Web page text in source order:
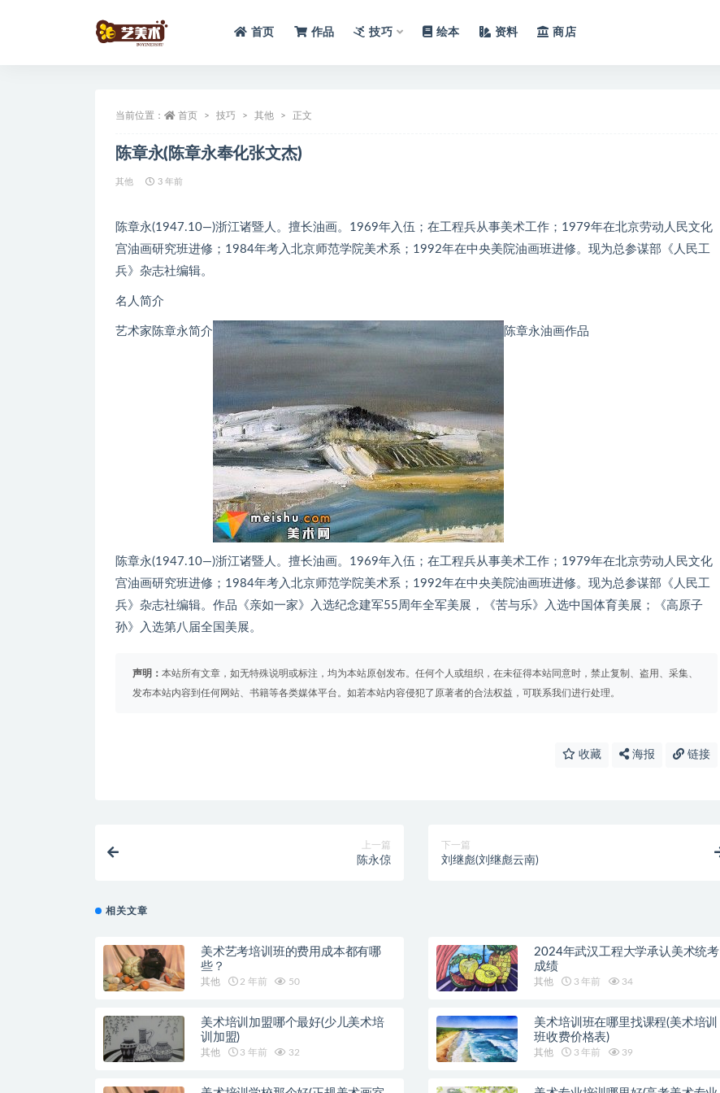
首页 作品 技巧 绘本 资料 商店
当前位置： 首页 技巧 其他 正文
陈章永(陈章永奉化张文杰)
其他 3 年前
陈章永(1947.10—)浙江诸暨人。擅长油画。1969年入伍；在工程兵从事美术工作；1979年在北京劳动人民文化
宫油画研究班进修；1984年考入北京师范学院美术系；1992年在中央美院油画班进修。现为总参谋部《人民工
兵》杂志社编辑。
名人简介
艺术家陈章永简介 陈章永油画作品
陈章永(1947.10—)浙江诸暨人。擅长油画。1969年入伍；在工程兵从事美术工作；1979年在北京劳动人民文化
宫油画研究班进修；1984年考入北京师范学院美术系；1992年在中央美院油画班进修。现为总参谋部《人民工
兵》杂志社编辑。作品《亲如一家》入选纪念建军55周年全军美展，《苦与乐》入选中国体育美展；《高原子
孙》入选第八届全国美展。
声明： 本站所有文章，如无特殊说明或标注，均为本站原创发布。任何个人或组织，在未征得本站同意时，禁止复制、盗用、采集、
发布本站内容到任何网站、书籍等各类媒体平台。如若本站内容侵犯了原著者的合法权益，可联系我们进行处理。
收藏 海报 链接
上一篇
陈永倞
下一篇
刘继彪(刘继彪云南)
相关文章
美术艺考培训班的费用成本都有哪
些？
其他 2 年前 50
2024年武汉工程大学承认美术统考
成绩
其他 3 年前 34
美术培训加盟哪个最好(少儿美术培
训加盟)
其他 3 年前 32
美术培训班在哪里找课程(美术培训
班收费价格表)
其他 3 年前 39